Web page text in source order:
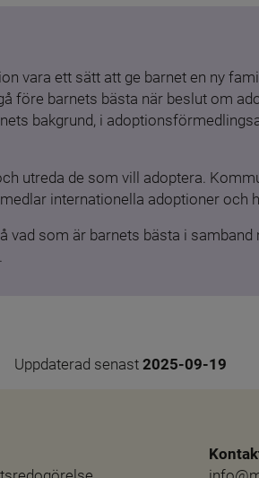
vara ett sätt att ge barnet en ny
före barnets bästa när beslut om
bakgrund, i
utreda de som vill adoptera.
internationella adoptioner och
som är barnets bästa i
Uppdaterad senast 2025-09-19